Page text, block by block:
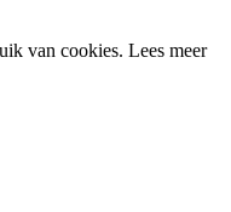
van cookies. Lees meer